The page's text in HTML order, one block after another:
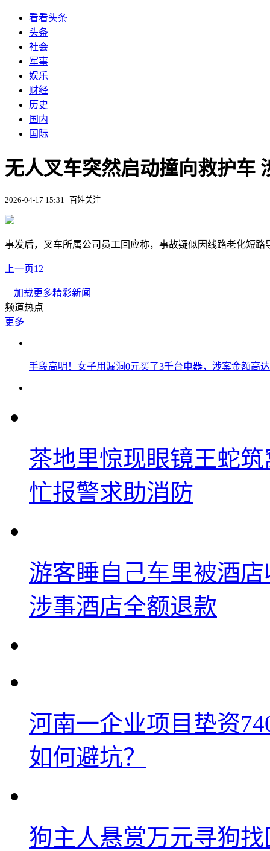
看看头条
头条
社会
军事
娱乐
财经
历史
国内
国际
无人叉车突然启动撞向救护车
2026-04-17 15:31 百姓关注
事发后，叉车所属公司员工回应称，事故疑似因线路老化短
上一页1 2
+ 加载更多精彩新闻
频道热点
更多
手段高明！女子用漏洞0元买了3千台电器，涉案金额高
茶地里惊现眼镜王蛇
忙报警求助消防
游客睡自己车里被酒
涉事酒店全额退款
河南一企业项目垫资
如何避坑？
狗主人悬赏万元寻狗